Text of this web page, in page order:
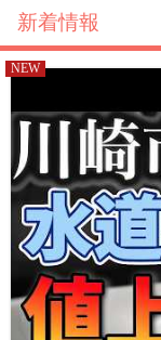
新着情報
NEW